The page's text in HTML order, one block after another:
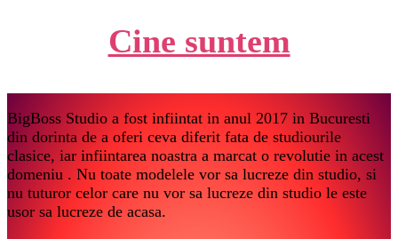
Cine suntem
BigBoss Studio a fost infiintat in anul 2017 in Bucuresti
din dorinta de a oferi ceva diferit fata de studiourile
clasice, iar infiintarea noastra a marcat o revolutie in acest
domeniu . Nu toate modelele vor sa lucreze din studio, si
nu tuturor celor care nu vor sa lucreze din studio le este
usor sa lucreze de acasa.